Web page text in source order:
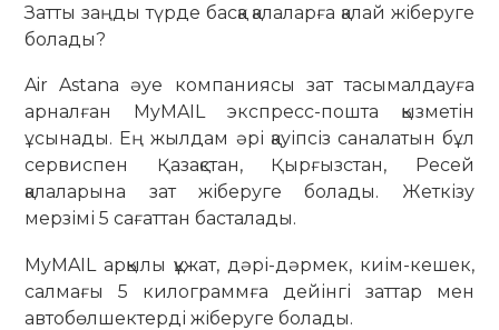
Затты заңды түрде басқа қалаларға қалай жіберуге
болады?
Air Astana әуе компаниясы зат тасымалдауға
арналған MyMAIL экспресс-пошта қызметін
ұсынады. Ең жылдам әрі қауіпсіз саналатын бұл
сервиспен Қазақстан, Қырғызстан, Ресей
қалаларына зат жіберуге болады. Жеткізу
мерзімі 5 сағаттан басталады.
MyMAIL арқылы құжат, дәрі-дәрмек, киім-кешек,
салмағы 5 килограммға дейінгі заттар мен
автобөлшектерді жіберуге болады.